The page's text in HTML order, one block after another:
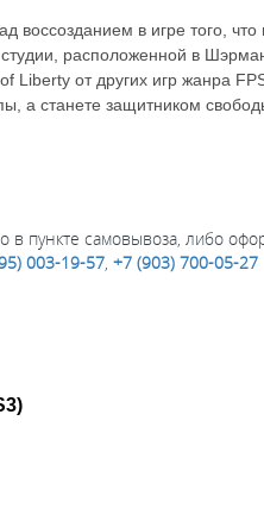
воссозданием в игре того,
студии, расположенной в
Liberty от других игр жанра
а станете защитником
в пункте самовывоза, либо
003-19-57 +7 (903) 700-05-27